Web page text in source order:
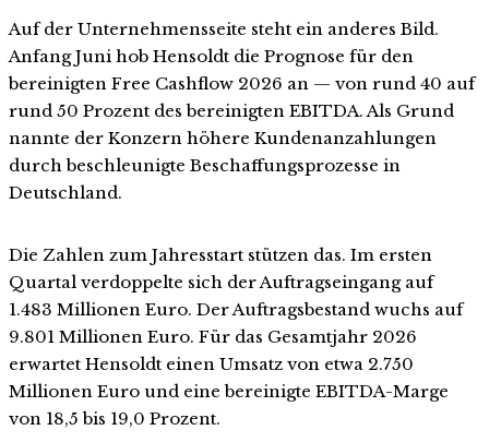
Auf der Unternehmensseite steht ein anderes Bild.
Anfang Juni hob Hensoldt die Prognose für den
bereinigten Free Cashflow 2026 an — von rund 40 auf
rund 50 Prozent des bereinigten EBITDA. Als Grund
nannte der Konzern höhere Kundenanzahlungen
durch beschleunigte Beschaffungsprozesse in
Deutschland.
Die Zahlen zum Jahresstart stützen das. Im ersten
Quartal verdoppelte sich der Auftragseingang auf
1.483 Millionen Euro. Der Auftragsbestand wuchs auf
9.801 Millionen Euro. Für das Gesamtjahr 2026
erwartet Hensoldt einen Umsatz von etwa 2.750
Millionen Euro und eine bereinigte EBITDA-Marge
von 18,5 bis 19,0 Prozent.